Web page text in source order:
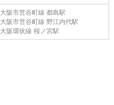
大阪市営谷町線 都島駅
大阪市営谷町線 野江内代駅
大阪環状線 桜ノ宮駅